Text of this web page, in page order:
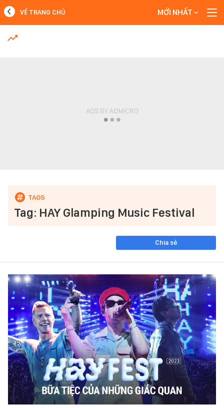
MỚI NHẤT
VỀ TRANG CHỦ MỚI NHẤT
Tag: HAY Glamping Music Festival
Chia sẻ